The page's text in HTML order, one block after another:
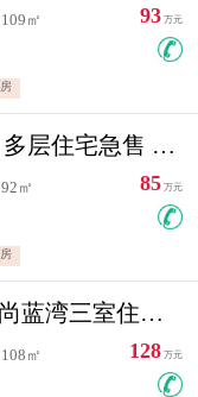
㎡
93 万元
福海路 映雪佳苑 多层住宅急售 可公积金贷款
㎡
85 万元
河滨路松霞路 东尚蓝湾三室住宅急售
㎡
128 万元